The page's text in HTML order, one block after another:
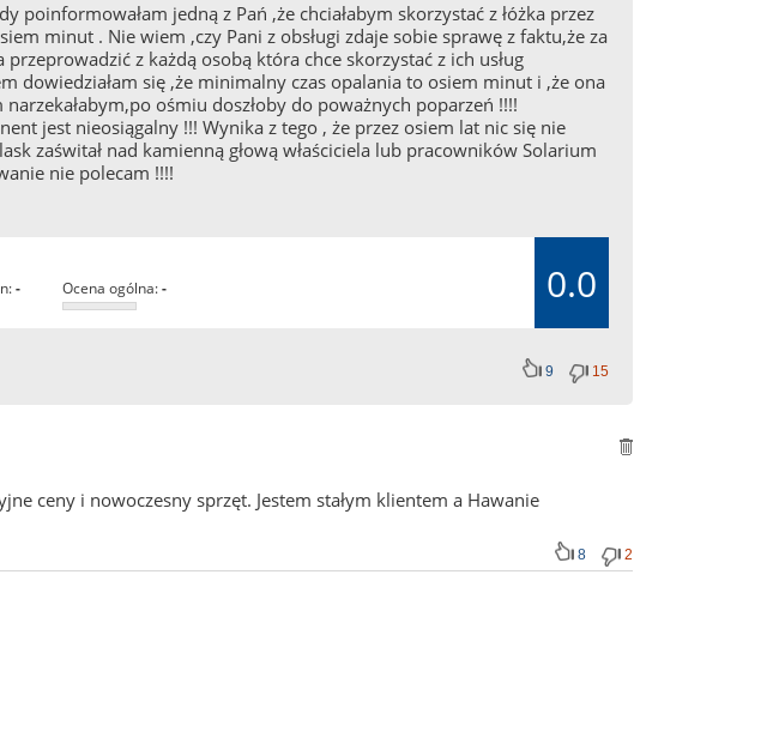
jedną z Pań ,że chciałabym skorzystać z łóżka przez
minut . Nie wiem ,czy Pani z obsługi zdaje sobie sprawę z faktu,że za
z każdą osobą która chce skorzystać z ich usług
dowiedziałam się ,że minimalny czas opalania to osiem minut i ,że ona
ośmiu doszłoby do poważnych poparzeń !!!!
jest nieosiągalny !!! Wynika z tego , że przez osiem lat nic się nie
zaświtał nad kamienną głową właściciela lub pracowników Solarium
nie polecam !!!!
- ocena ogólna:- 0.0
9
15
ceny i nowoczesny sprzęt. Jestem stałym klientem a Hawanie
8 2